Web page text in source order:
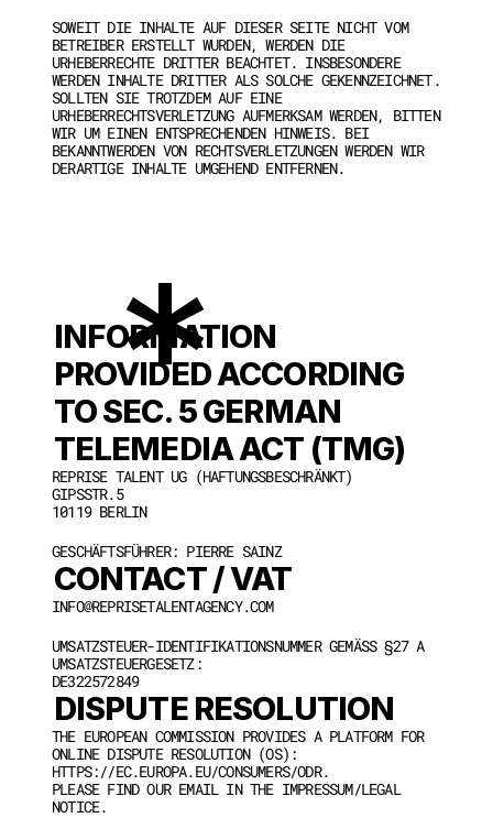
SOWEIT DIE INHALTE AUF DIESER SEITE NICHT VOM
BETREIBER ERSTELLT WURDEN, WERDEN DIE
URHEBERRECHTE DRITTER BEACHTET. INSBESONDERE
WERDEN INHALTE DRITTER ALS SOLCHE GEKENNZEICHNET.
SOLLTEN SIE TROTZDEM AUF EINE
URHEBERRECHTSVERLETZUNG AUFMERKSAM WERDEN, BITTEN
WIR UM EINEN ENTSPRECHENDEN HINWEIS. BEI
BEKANNTWERDEN VON RECHTSVERLETZUNGEN WERDEN WIR
DERARTIGE INHALTE UMGEHEND ENTFERNEN.
INFORMATION
PROVIDED ACCORDING
TO SEC. 5 GERMAN
TELEMEDIA ACT (TMG)
REPRISE TALENT UG (HAFTUNGSBESCHRÄNKT)
GIPSSTR.5
10119 BERLIN
GESCHÄFTSFÜHRER: PIERRE SAINZ
CONTACT / VAT
INFO@REPRISETALENTAGENCY.COM
UMSATZSTEUER-IDENTIFIKATIONSNUMMER GEMÄSS §27 A U
MSATZSTEUERGESETZ:
DE322572849
DISPUTE RESOLUTION
THE EUROPEAN COMMISSION PROVIDES A PLATFORM FOR
ONLINE DISPUTE RESOLUTION (OS):
HTTPS://EC.EUROPA.EU/CONSUMERS/ODR.
PLEASE FIND OUR EMAIL IN THE IMPRESSUM/LEGAL
NOTICE.
*